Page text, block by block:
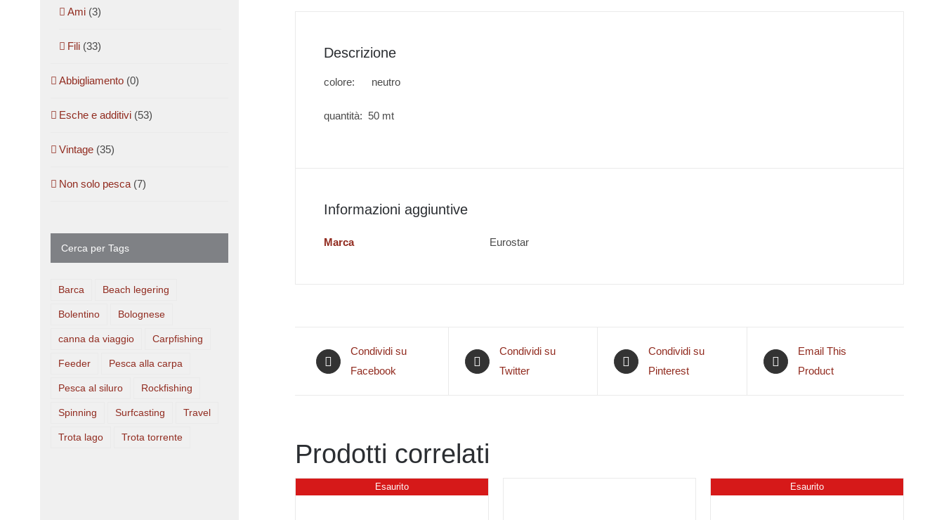
Descrizione
colore: neutro
quantità: 50 mt
Informazioni aggiuntive
Marca Eurostar
Condividi su
Facebook
Condividi su
Twitter
Condividi su
Pinterest
Email This
Product
Prodotti correlati
Esaurito Esaurito
Ami (3)
Fili (33)
Abbigliamento (0)
Esche e additivi (53)
Vintage (35)
Non solo pesca (7)
Cerca per Tags
Barca Beach legering
Bolentino Bolognese
canna da viaggio Carpfishing
Feeder Pesca alla carpa
Pesca al siluro Rockfishing
Spinning Surfcasting Travel
Trota lago Trota torrente